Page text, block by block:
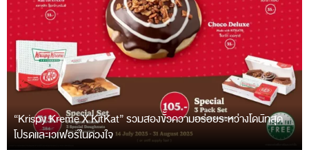
“Krispy Kreme X KitKat” รวมสองขั้วความอร่อยระหว่างโดนัทสุด
โปรดและเวเฟอร์ในดวงใจ